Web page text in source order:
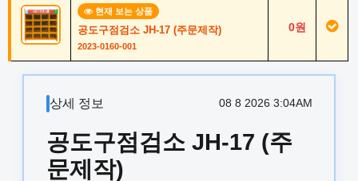
현재 보는 상품
공도구점검소 JH-17 (주문제작)
2023-0160-001
0원
상세 정보 08 8 2026 3:04AM
공도구점검소 JH-17 (주
문제작)